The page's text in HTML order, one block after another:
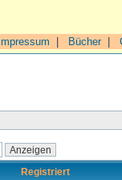
Impressum Bücher|
Registriert